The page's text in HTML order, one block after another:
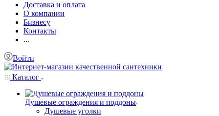
Доставка и оплата
О компании
Бизнесу
Контакты
...
Войти
Каталог
Душевые ограждения и поддоны
Душевые уголки